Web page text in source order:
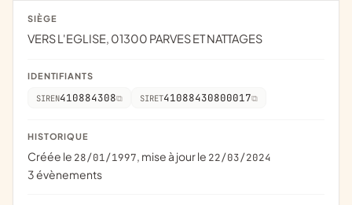
SIÈGE
VERS L'EGLISE, 01300 PARVES ET NATTAGES
IDENTIFIANTS
SIREN410884308 SIRET41088430800017
HISTORIQUE
Créée le 28/01/1997, mise à jour le 22/03/2024
3 évènements